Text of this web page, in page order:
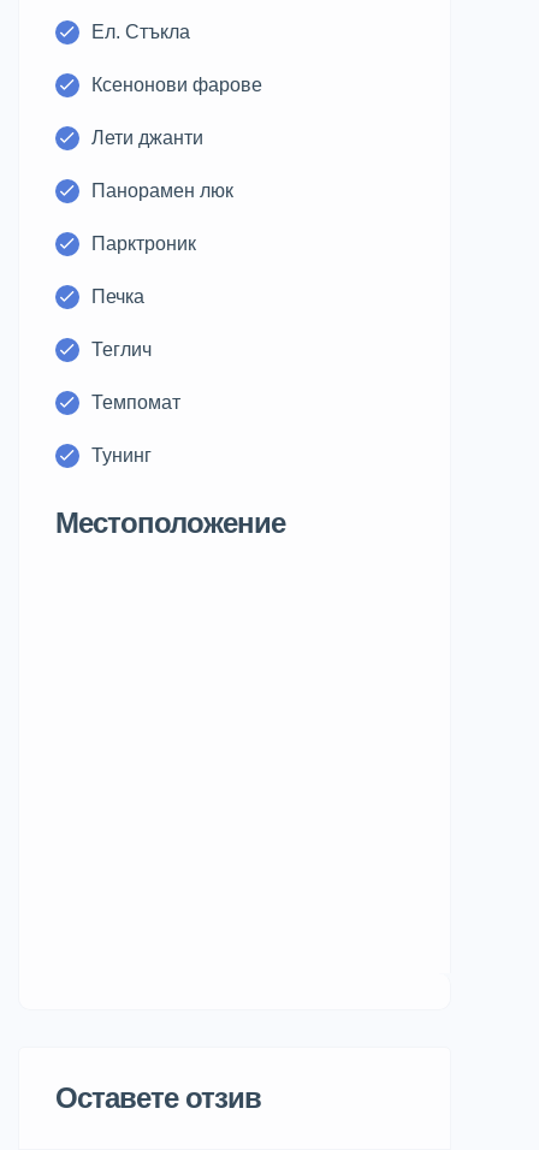
Ел. Стъкла
Ксенонови фарове
Лети джанти
Панорамен люк
Парктроник
Печка
Теглич
Темпомат
Тунинг
Местоположение
Оставете отзив